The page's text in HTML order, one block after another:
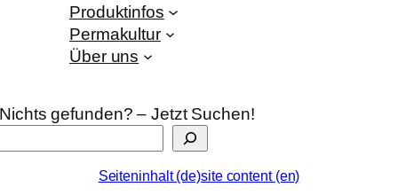
Produktinfos
Permakultur
Über uns
Nichts gefunden? – Jetzt Suchen!
Seiteninhalt (de)site content (en)